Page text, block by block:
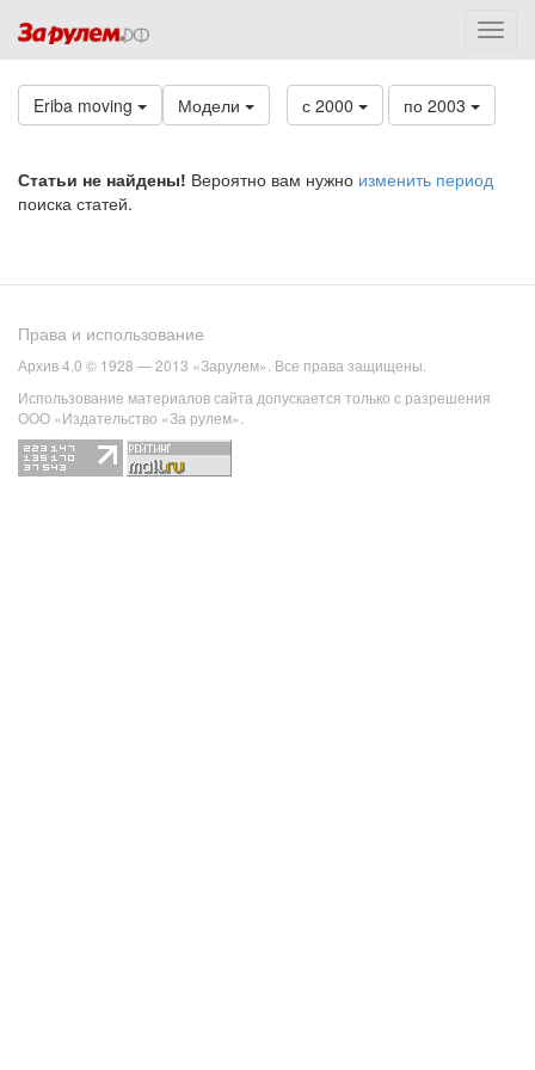
Eriba moving Модели с 2000 по 2003
Статьи не найдены! Вероятно вам нужно изменить период
поиска статей.
Права и использование
Архив 4.0 © 1928 — 2013 «Зарулем». Все права защищены.
Использование материалов сайта допускается только с разрешения
ООО «Издательство «За рулем».